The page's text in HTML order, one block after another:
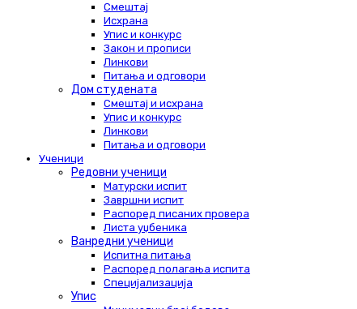
Смештај
Исхрана
Упис и конкурс
Закон и прописи
Линкови
Питања и одговори
Дом студената
Смештај и исхрана
Упис и конкурс
Линкови
Питања и одговори
Ученици
Редовни ученици
Матурски испит
Завршни испит
Распоред писаних провера
Листа уџбеника
Ванредни ученици
Испитна питања
Распоред полагања испита
Специјализација
Упис